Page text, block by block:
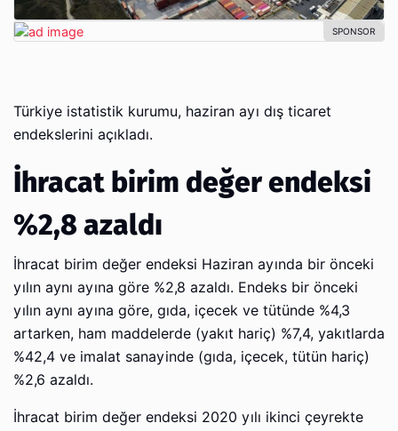
Türkiye istatistik kurumu, haziran ayı dış ticaret
endekslerini açıkladı.
İhracat birim değer endeksi
%2,8 azaldı
İhracat birim değer endeksi Haziran ayında bir önceki
yılın aynı ayına göre %2,8 azaldı. Endeks bir önceki
yılın aynı ayına göre, gıda, içecek ve tütünde %4,3
artarken, ham maddelerde (yakıt hariç) %7,4, yakıtlarda
%42,4 ve imalat sanayinde (gıda, içecek, tütün hariç)
%2,6 azaldı.
İhracat birim değer endeksi 2020 yılı ikinci çeyrekte